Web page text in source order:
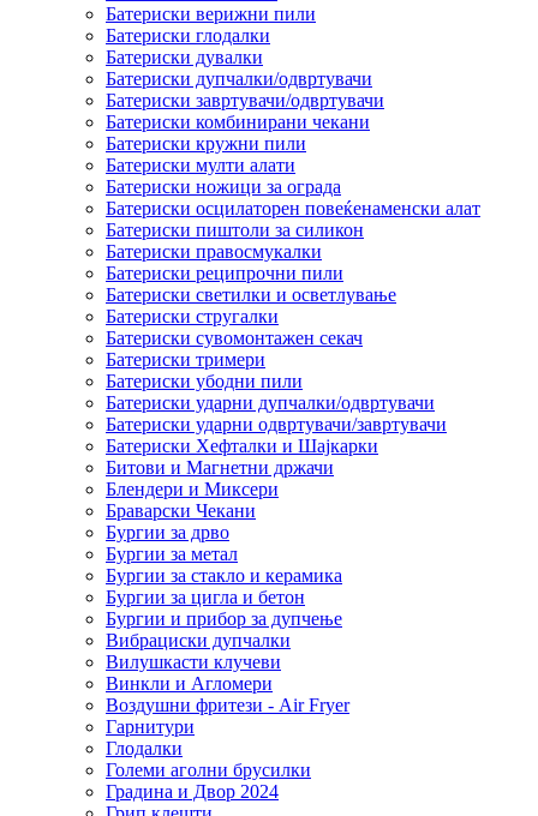
Батериски верижни пили
Батериски глодалки
Батериски дувалки
Батериски дупчалки/одвртувачи
Батериски завртувачи/одвртувачи
Батериски комбинирани чекани
Батериски кружни пили
Батериски мулти алати
Батериски ножици за ограда
Батериски осцилаторен повеќенаменски алат
Батериски пиштоли за силикон
Батериски правосмукалки
Батериски реципрочни пили
Батериски светилки и осветлување
Батериски стругалки
Батериски сувомонтажен секач
Батериски тримери
Батериски убодни пили
Батериски ударни дупчалки/одвртувачи
Батериски ударни одвртувачи/завртувачи
Батериски Хефталки и Шајкарки
Битови и Магнетни држачи
Блендери и Миксери
Браварски Чекани
Бургии за дрво
Бургии за метал
Бургии за стакло и керамика
Бургии за цигла и бетон
Бургии и прибор за дупчење
Вибрациски дупчалки
Вилушкасти клучеви
Винкли и Агломери
Воздушни фритези - Air Fryer
Гарнитури
Глодалки
Големи аголни брусилки
Градина и Двор 2024